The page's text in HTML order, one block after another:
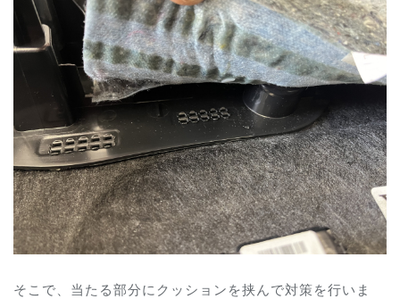
そこで、当たる部分にクッションを挟んで対策を行いま